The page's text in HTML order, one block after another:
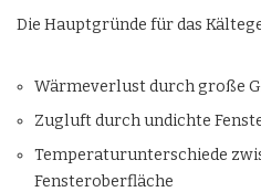
Die Hauptgründe für das
Wärmeverlust durch große
Zugluft durch undichte
Temperaturunterschiede
Fensteroberfläche